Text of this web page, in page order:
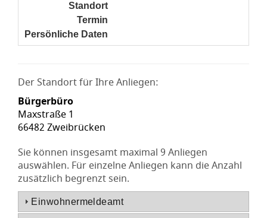
Standort
Termin
Persönliche Daten
Der Standort für Ihre Anliegen:
Bürgerbüro
Maxstraße 1
66482 Zweibrücken
Sie können insgesamt maximal 9 Anliegen
auswählen. Für einzelne Anliegen kann die Anzahl
zusätzlich begrenzt sein.
Einwohnermeldeamt